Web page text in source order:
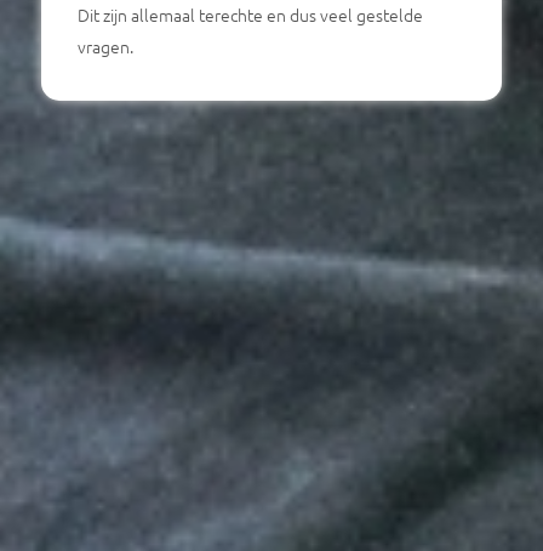
Dit zijn allemaal terechte en dus veel gestelde
vragen.